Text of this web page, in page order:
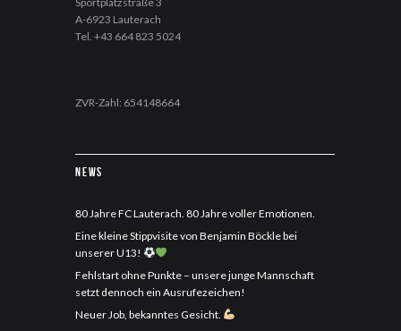
A-6923 Lauterach
Tel. +43 664 823 5024
ZVR-Zahl: 654148664
News
80 Jahre FC Lauterach. 80 Jahre voller Emotionen.
Eine kleine Stippvisite von Benjamin Böckle bei
unserer U13!
Fehlstart ohne Punkte – unsere junge Mannschaft
setzt dennoch ein Ausrufezeichen!
Neuer Job, bekanntes Gesicht.